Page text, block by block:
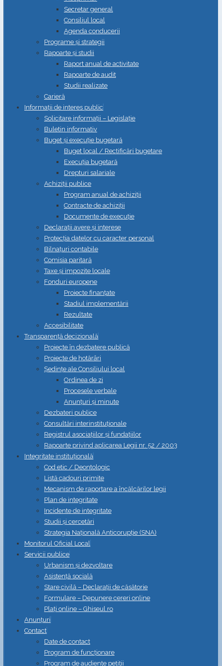
Secretar general
Consiliul local
Agenda conducerii
Programe și strategii
Rapoarte și studii
Raport anual de activitate
Rapoarte de audit
Studii realizate
Carieră
Informații de interes public
Solicitare informații – Legislație
Buletin informativ
Buget și execuție bugetară
Buget local / Rectificări bugetare
Execuția bugetară
Drepturi salariale
Achiziții publice
Program anual de achiziții
Contracte de achiziții
Documente de execuție
Declarații avere și interese
Protecția datelor cu caracter personal
Bilnațuri contabile
Comisia paritară
Taxe și impozite locale
Fonduri europene
Proiecte finanțate
Stadiul implementării
Rezultate
Accesibilitate
Transparență decizională
Proiecte în dezbatere publică
Proiecte de hotărâri
Ședințe ale Consiliului local
Ordinea de zi
Procesele verbale
Anunțuri și minute
Dezbateri publice
Consultări interinstituționale
Registrul asociațiilor și fundațiilor
Rapoarte privind aplicarea Legii nr. 52 / 2003
Integritate instituțională
Cod etic / Deontologic
Listă cadouri primite
Mecanism de raportare a încălcărilor legii
Plan de integritate
Incidente de integritate
Studii și cercetări
Strategia Naţională Anticorupţie (SNA)
Monitorul Oficial Local
Servicii publice
Urbanism și dezvoltare
Asistență socială
Stare civilă – Declarații de căsătorie
Formulare – Depunere cereri online
Plați online – Ghiseul.ro
Anunțuri
Contact
Date de contact
Program de funcționare
Program de audiențe petiții